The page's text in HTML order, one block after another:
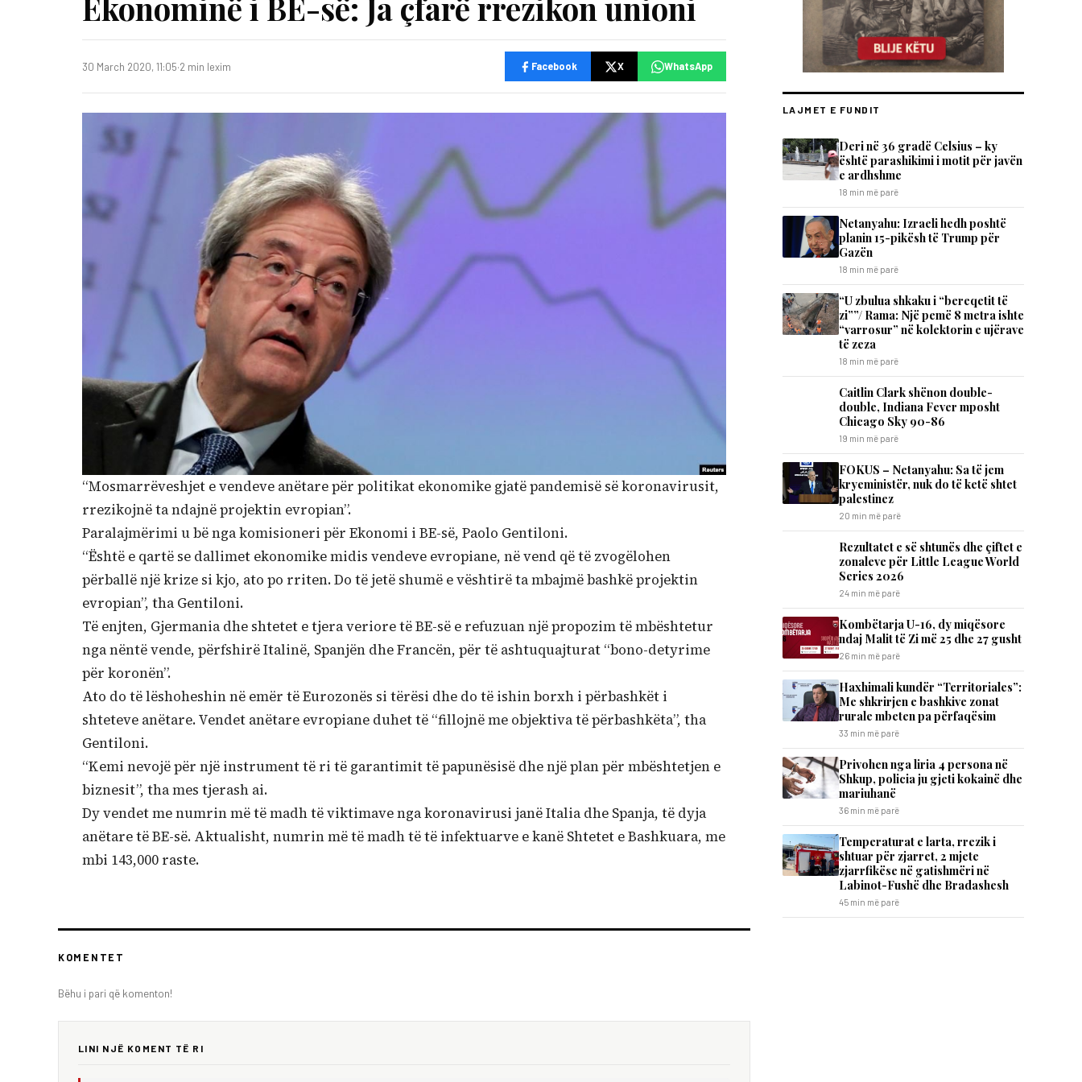
30 March 2020, 11:05·2 min lexim Facebook X WhatsApp
“Mosmarrëveshjet e vendeve anëtare për politikat ekonomike gjatë pandemisë së koronavirusit,
rrezikojnë ta ndajnë projektin evropian”.
Paralajmërimi u bë nga komisioneri për Ekonomi i BE-së, Paolo Gentiloni.
“Është e qartë se dallimet ekonomike midis vendeve evropiane, në vend që të zvogëlohen
përballë një krize si kjo, ato po rriten. Do të jetë shumë e vështirë ta mbajmë bashkë projektin
evropian”, tha Gentiloni.
Të enjten, Gjermania dhe shtetet e tjera veriore të BE-së e refuzuan një propozim të mbështetur
nga nëntë vende, përfshirë Italinë, Spanjën dhe Francën, për të ashtuquajturat “bono-detyrime
për koronën”.
Ato do të lëshoheshin në emër të Eurozonës si tërësi dhe do të ishin borxh i përbashkët i
shteteve anëtare. Vendet anëtare evropiane duhet të “fillojnë me objektiva të përbashkëta”, tha
Gentiloni.
“Kemi nevojë për një instrument të ri të garantimit të papunësisë dhe një plan për mbështetjen e
biznesit”, tha mes tjerash ai.
Dy vendet me numrin më të madh të viktimave nga koronavirusi janë Italia dhe Spanja, të dyja
anëtare të BE-së. Aktualisht, numrin më të madh të të infektuarve e kanë Shtetet e Bashkuara, me
mbi 143,000 raste.
KOMENTET
Bëhu i pari që komenton!
LINI NJË KOMENT TË RI
LAJMET E FUNDIT
Deri në 36 gradë Celsius – ky
është parashikimi i motit për javën
e ardhshme
18 min më parë
Netanyahu: Izraeli hedh poshtë
planin 15-pikësh të Trump për
Gazën
18 min më parë
“U zbulua shkaku i “bereqetit të
zi””/ Rama: Një pemë 8 metra ishte
“varrosur” në kolektorin e ujërave
të zeza
18 min më parë
Caitlin Clark shënon double-
double, Indiana Fever mposht
Chicago Sky 90-86
19 min më parë
FOKUS – Netanyahu: Sa të jem
kryeministër, nuk do të ketë shtet
palestinez
20 min më parë
Rezultatet e së shtunës dhe çiftet e
zonaleve për Little League World
Series 2026
24 min më parë
Kombëtarja U-16, dy miqësore
ndaj Malit të Zi më 25 dhe 27 gusht
26 min më parë
Haxhimali kundër “Territoriales”:
Me shkrirjen e bashkive zonat
rurale mbeten pa përfaqësim
33 min më parë
Privohen nga liria 4 persona në
Shkup, policia ju gjeti kokainë dhe
mariuhanë
36 min më parë
Temperaturat e larta, rrezik i
shtuar për zjarret, 2 mjete
zjarrfikëse në gatishmëri në
Labinot-Fushë dhe Bradashesh
45 min më parë